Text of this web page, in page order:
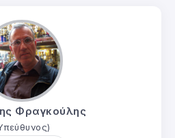
Φραγκούλης